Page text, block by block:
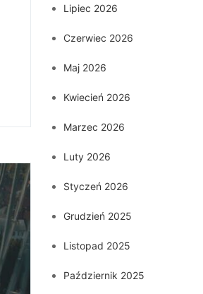
Lipiec 2026
Czerwiec 2026
Maj 2026
Kwiecień 2026
Marzec 2026
Luty 2026
Styczeń 2026
Grudzień 2025
Listopad 2025
Październik 2025